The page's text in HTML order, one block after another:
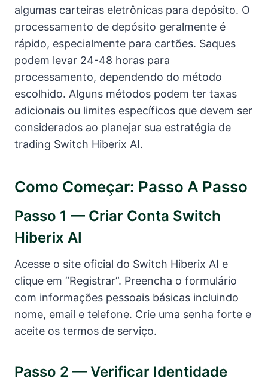
algumas carteiras eletrônicas para depósito. O
processamento de depósito geralmente é
rápido, especialmente para cartões. Saques
podem levar 24-48 horas para
processamento, dependendo do método
escolhido. Alguns métodos podem ter taxas
adicionais ou limites específicos que devem ser
considerados ao planejar sua estratégia de
trading Switch Hiberix AI.
Como Começar: Passo A Passo
Passo 1 — Criar Conta Switch
Hiberix AI
Acesse o site oficial do Switch Hiberix AI e
clique em “Registrar”. Preencha o formulário
com informações pessoais básicas incluindo
nome, email e telefone. Crie uma senha forte e
aceite os termos de serviço.
Passo 2 — Verificar Identidade